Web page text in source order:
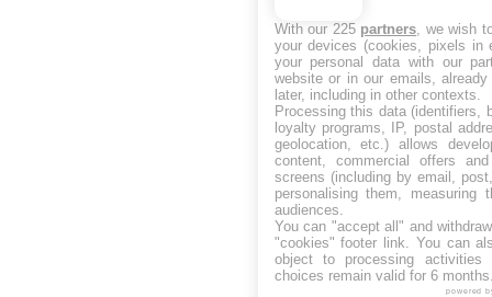
With our 225 partners , we wish
your devices (cookies, pixels in
your personal data with our
website or in our emails,
later, including in other contexts.
Processing this data (identifiers,
loyalty programs, IP, postal
geolocation, etc.) allows
content, commercial offers
screens (including by email,
personalising them, measuring
audiences.
You can "accept all" and
"cookies" footer link . You can
object to processing
choices remain valid for 6
powered